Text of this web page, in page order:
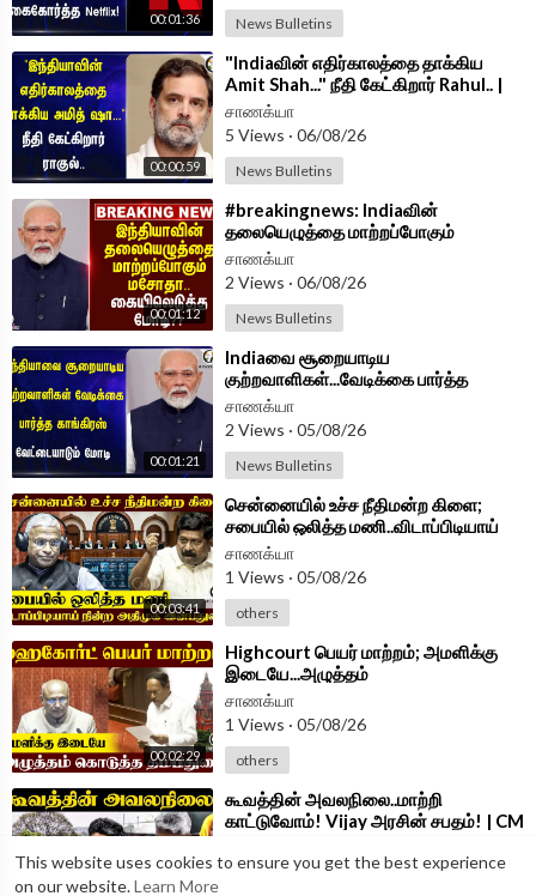
This website uses cookies to ensure you get the best experience
on our website.Learn More
00:01:36 News Bulletins
00:00:59
⁣"Indiaவின் எதிர்காலத்தை தாக்கிய
Amit Shah..." நீதி கேட்கிறார் Rahul.. |
BJP | Congress
சாணக்யா
5 Views · 06/08/26
News Bulletins
00:01:12
⁣#breakingnews: Indiaவின்
தலையெழுத்தை மாற்றப்போகும்
மசோதா.. கையிலெடுத்த Modi?? | Delhi
சாணக்யா
2 Views · 06/08/26
News Bulletins
00:01:21
⁣Indiaவை சூறையாடிய
குற்றவாளிகள்...வேடிக்கை பார்த்த
Congress வேட்டையாடும் Modi | BJP
சாணக்யா
2 Views · 05/08/26
News Bulletins
00:03:41
⁣சென்னையில் உச்ச நீதிமன்ற கிளை;
சபையில் ஒலித்த மணி..விடாப்பிடியாய்
நின்ற ADMK MP Inbadurai
சாணக்யா
1 Views · 05/08/26
others
00:02:29
⁣Highcourt பெயர் மாற்றம்; அமளிக்கு
இடையே...அழுத்தம்
கொடுத்தThambidurai | Parliament
2026 | ADMK
சாணக்யா
1 Views · 05/08/26
others
⁣கூவத்தின் அவலநிலை..மாற்றி
காட்டுவோம்! Vijay அரசின் சபதம்! | CM
1 Views 05/08/26